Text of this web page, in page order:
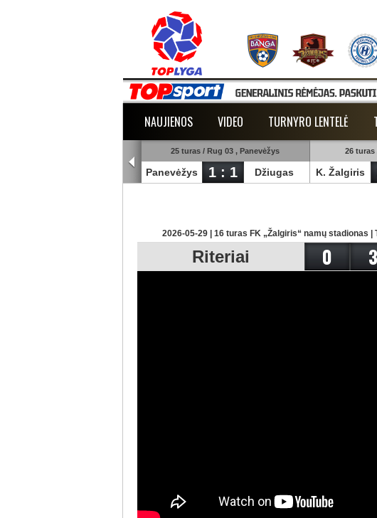
NAUJIENOS VIDEO TURNYRO LENTELĖ
25 turas / Rug 03 , Panevėžys
Panevėžys 1 : 1 Džiugas
26 turas
K. Žalgiris
2026-05-29 | 16 turas FK „Žalgiris“ namų stadionas
Riteriai 0 3